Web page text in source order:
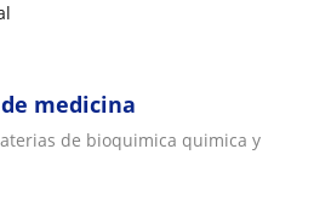
medicina
de bioquimica quimica y